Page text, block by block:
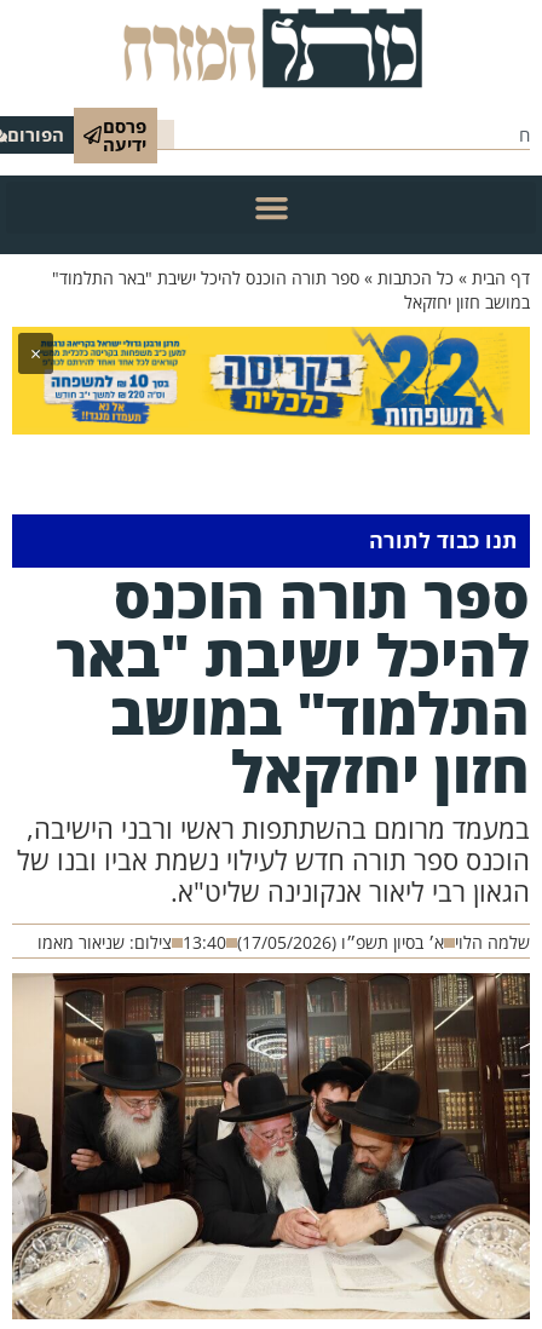
פרסם
ידיעה הפורום
הבית»כל הכתבות»ספר תורה הוכנס להיכל ישיבת "באר התלמוד"
חזון יחזקאל
×
תנו כבוד לתורה
תורה הוכנס
ישיבת "באר
במושב
יחזקאל
מרומם בהשתתפות ראשי ורבני הישיבה,
ספר תורה חדש לעילוי נשמת אביו ובנו של
רבי ליאור אנקונינה שליט"א.
הלוי א׳ בסיון תשפ״ו (17/05/2026) 13:40 צילום: שניאור מאמו